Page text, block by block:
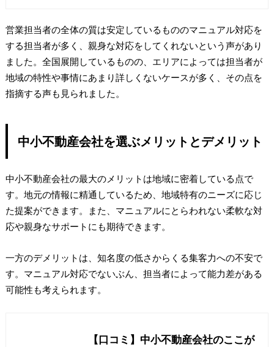
営業担当者の全体の質は安定しているもののマニュアル対応を
する担当者が多く、親身な対応をしてくれないという声があり
ました。全国展開しているものの、エリアによっては担当者が
地域の特性や事情にあまり詳しくないケースが多く、その点を
指摘する声も見られました。
中小不動産会社を選ぶメリットとデメリット
中小不動産会社の最大のメリットは地域に密着している点で
す。地元の情報に精通しているため、地域特有のニーズに応じ
た提案ができます。また、マニュアルにとらわれない柔軟な対
応や親身なサポートにも期待できます。
一方のデメリットは、知名度の低さからくる集客力への不安で
す。マニュアル対応でないぶん、担当者によって能力差がある
可能性も考えられます。
【口コミ】中小不動産会社のここが